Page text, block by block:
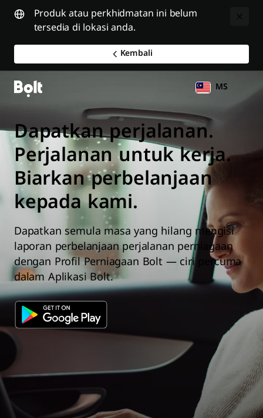
Produk atau perkhidmatan ini belum
tersedia di lokasi anda.
Kembali
MS
Dapatkan perjalanan.
Perjalanan untuk kerja.
Biarkan perbelanjaan
kepada kami.
Dapatkan semula masa yang hilang mengisi
laporan perbelanjaan perjalanan perniagaan
dengan Profil Perniagaan Bolt — ciri percuma
dalam Aplikasi Bolt.